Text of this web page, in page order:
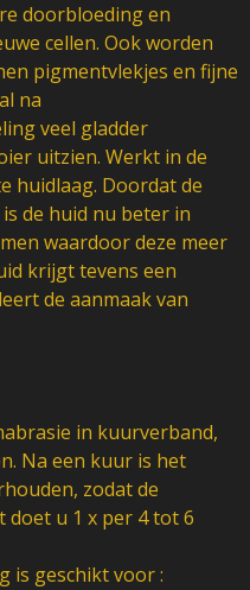
doorbloeding en
cellen. Ook worden
pigmentvlekjes en fijne
na
veel gladder
uitzien. Werkt in de
huidlaag. Doordat de
de huid nu beter in
waardoor deze meer
krijgt tevens een
de aanmaak van
in kuurverband,
Na een kuur is het
zodat de
u 1 x per 4 tot 6
is geschikt voor :